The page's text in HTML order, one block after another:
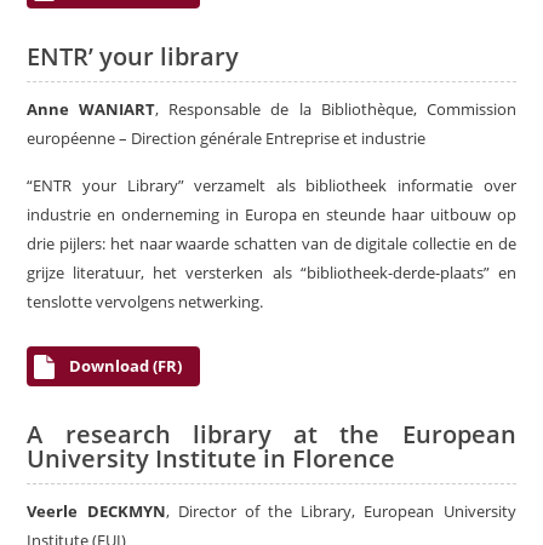
ENTR’ your library
Anne WANIART, Responsable de la Bibliothèque, Commission
européenne – Direction générale Entreprise et industrie
“ENTR your Library” verzamelt als bibliotheek informatie over
industrie en onderneming in Europa en steunde haar uitbouw op
drie pijlers: het naar waarde schatten van de digitale collectie en de
grijze literatuur, het versterken als “bibliotheek-derde-plaats” en
tenslotte vervolgens netwerking.
Download (FR)
A research library at the European
University Institute in Florence
Veerle DECKMYN, Director of the Library, European University
Institute (EUI)